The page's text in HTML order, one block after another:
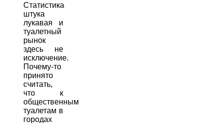
Статистика
штука
лукавая и
туалетный
рынок
здесь не
исключение.
Почему-то
принято
считать,
что к
общественным
туалетам в
городах